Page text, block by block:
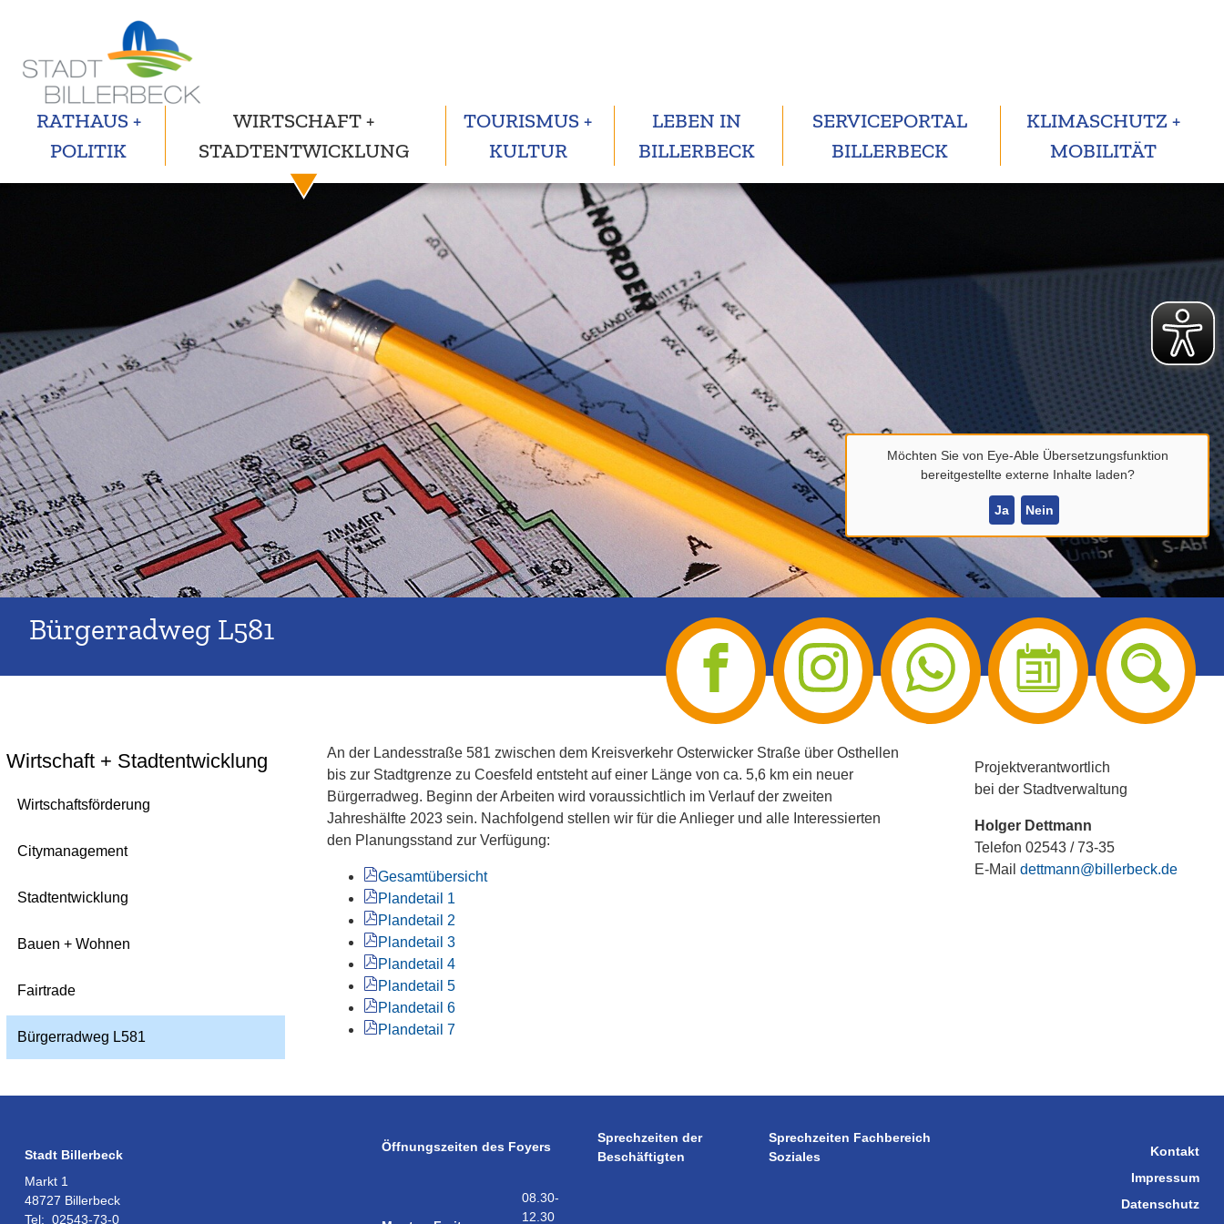
Möchten Sie von Eye-Able Übersetzungsfunktion
bereitgestellte externe Inhalte laden?
Ja Nein
RATHAUS +
POLITIK
WIRTSCHAFT +
STADTENTWICKLUNG
TOURISMUS +
KULTUR
LEBEN IN
BILLERBECK
SERVICEPORTAL
BILLERBECK
KLIMASCHUTZ +
MOBILITÄT
Bürgerradweg L581
Wirtschaft + Stadtentwicklung
Wirtschaftsförderung
Citymanagement
Stadtentwicklung
Bauen + Wohnen
Fairtrade
Bürgerradweg L581
An der Landesstraße 581 zwischen dem Kreisverkehr Osterwicker Straße über Osthellen
bis zur Stadtgrenze zu Coesfeld entsteht auf einer Länge von ca. 5,6 km ein neuer
Bürgerradweg. Beginn der Arbeiten wird voraussichtlich im Verlauf der zweiten
Jahreshälfte 2023 sein. Nachfolgend stellen wir für die Anlieger und alle Interessierten
den Planungsstand zur Verfügung:
Gesamtübersicht
Plandetail 1
Plandetail 2
Plandetail 3
Plandetail 4
Plandetail 5
Plandetail 6
Plandetail 7
Projektverantwortlich
bei der Stadtverwaltung
Holger Dettmann
Telefon 02543 / 73-35
E-Mail dettmann@billerbeck.de
Stadt Billerbeck
Markt 1
48727 Billerbeck
Tel: 02543-73-0
Öffnungszeiten des Foyers
Sprechzeiten der
Beschäftigten
Sprechzeiten Fachbereich
Soziales
08.30-
12.30
Kontakt
Impressum
Datenschutz